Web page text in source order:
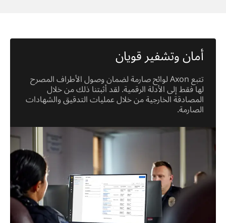
أمان وتشفير قويان
تتبع Axon لوائح صارمة لضمان وصول الأطراف المصرح
لها فقط إلى الأدلة الرقمية. لقد أثبتنا ذلك من خلال
المصادقة الخارجية من خلال عمليات التدقيق والشهادات
الصارمة.